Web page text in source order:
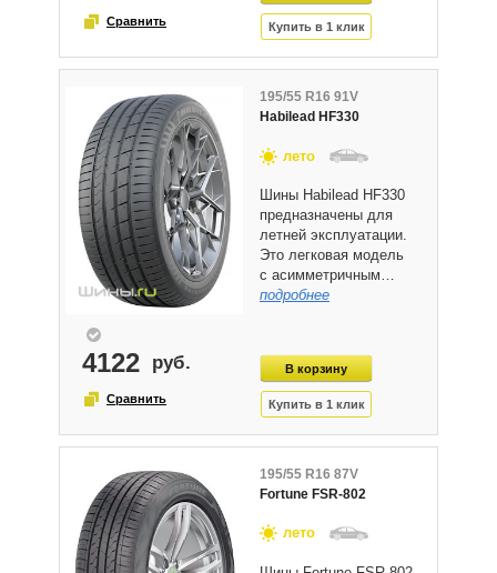
195/55 R16 91V
Habilead HF330
лето
Шины Habilead HF330
предназначены для
летней эксплуатации.
Это легковая модель
с асимметричным…
подробнее
4122
195/55 R16 87V
Fortune FSR-802
лето